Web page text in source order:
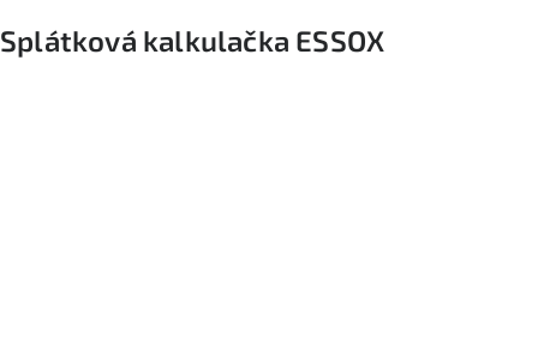
Splátková kalkulačka ESSOX